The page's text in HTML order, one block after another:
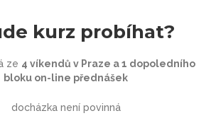
kurz probíhat?
ze 4 víkendů v Praze a 1 dopoledního
bloku on-line přednášek
docházka není povinná